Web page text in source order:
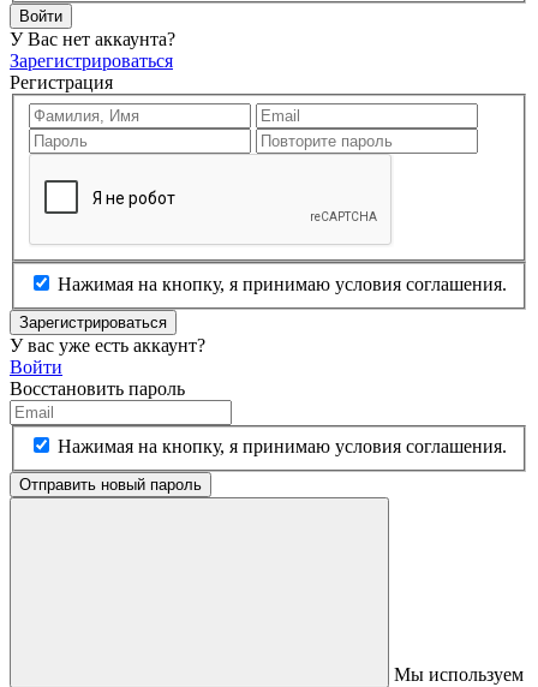
Войти
У Вас нет аккаунта?
Зарегистрироваться
Регистрация
Нажимая на кнопку, я принимаю условия соглашения.
Зарегистрироваться
У вас уже есть аккаунт?
Войти
Восстановить пароль
Нажимая на кнопку, я принимаю условия соглашения.
Отправить новый пароль
Мы используем